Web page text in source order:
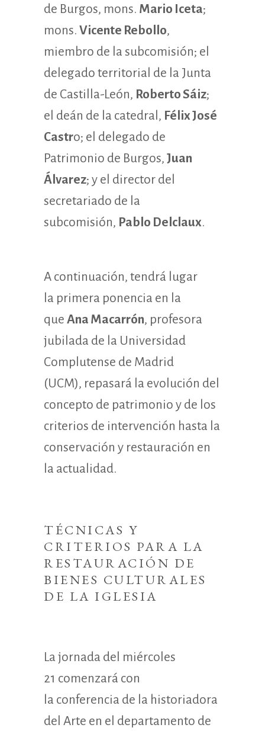
de Burgos, mons. Mario Iceta;
mons. Vicente Rebollo,
miembro de la subcomisión; el
delegado territorial de la Junta
de Castilla-León, Roberto Sáiz;
el deán de la catedral, Félix José
Castro; el delegado de
Patrimonio de Burgos, Juan
Álvarez; y el director del
secretariado de la
subcomisión, Pablo Delclaux.
A continuación, tendrá lugar
la primera ponencia en la
que Ana Macarrón, profesora
jubilada de la Universidad
Complutense de Madrid
(UCM), repasará la evolución del
concepto de patrimonio y de los
criterios de intervención hasta la
conservación y restauración en
la actualidad.
TÉCNICAS Y
CRITERIOS PARA LA
RESTAURACIÓN DE
BIENES CULTURALES
DE LA IGLESIA
La jornada del miércoles
21 comenzará con
la conferencia de la historiadora
del Arte en el departamento de